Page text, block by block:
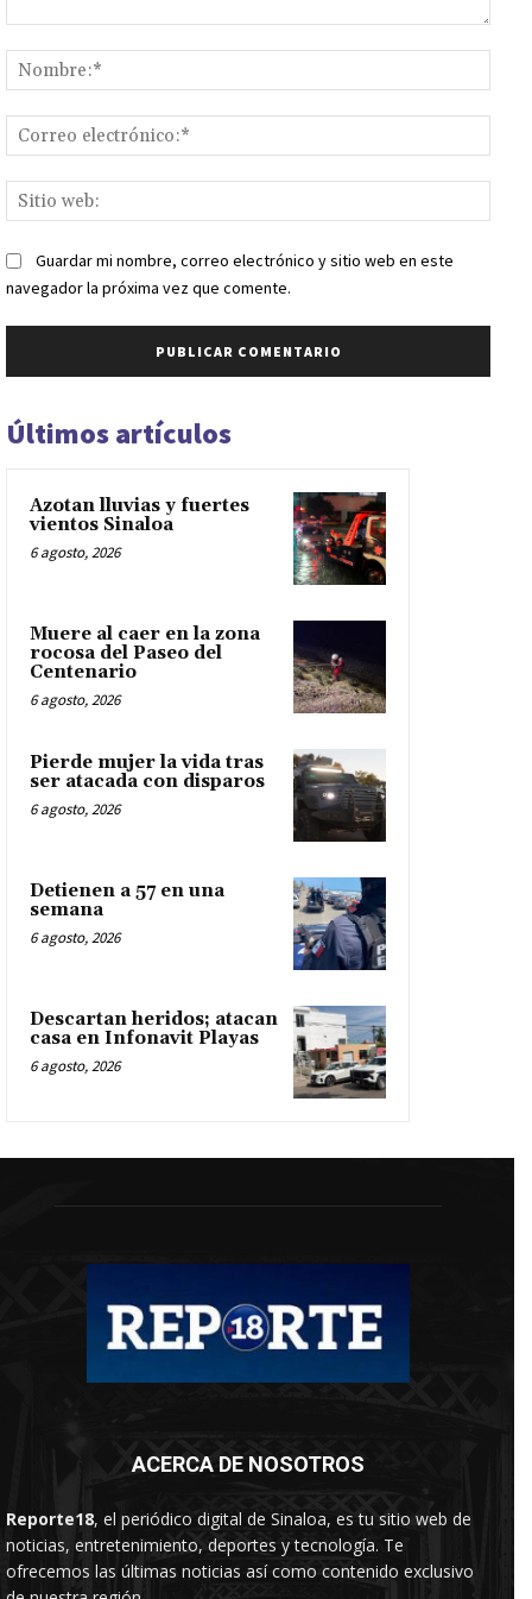
web:
Guardar mi nombre, correo electrónico y sitio web en este
navegador la próxima vez que comente.
Últimos artículos
Azotan lluvias y fuertes
vientos Sinaloa
6 agosto, 2026
Muere al caer en la zona
rocosa del Paseo del
Centenario
6 agosto, 2026
Pierde mujer la vida tras
ser atacada con disparos
6 agosto, 2026
Detienen a 57 en una
semana
6 agosto, 2026
Descartan heridos; atacan
casa en Infonavit Playas
6 agosto, 2026
ACERCA DE NOSOTROS
Reporte18, el periódico digital de Sinaloa, es tu sitio web de
noticias, entretenimiento, deportes y tecnología. Te
ofrecemos las últimas noticias así como contenido exclusivo